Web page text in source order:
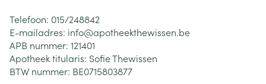
Telefoon: 015/248842
E-mailadres: info@apotheekthewissen.be
APB nummer: 121401
Apotheek titularis: Sofie Thewissen
BTW nummer: BE0715803877